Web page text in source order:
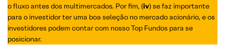
o fluxo antes dos multimercados. Por fim, (iv) se faz importante
para o investidor ter uma boa seleção no mercado acionário, e os
investidores podem contar com nosso Top Fundos para se
posicionar.